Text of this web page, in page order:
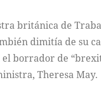
británica de
dimitía de su
el borrador de
Theresa May.